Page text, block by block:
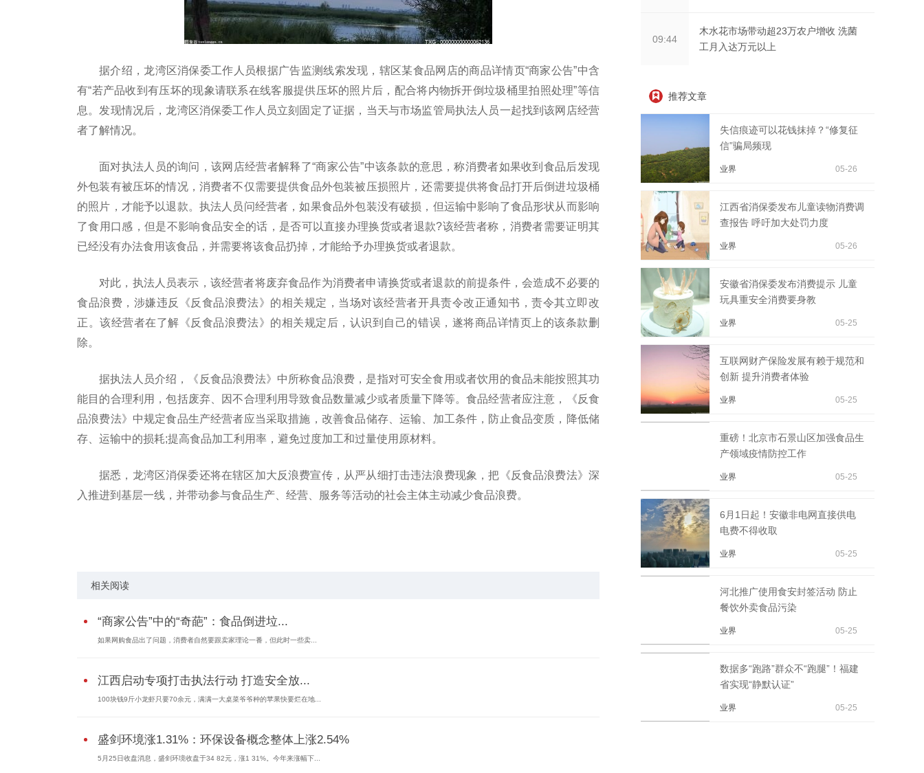
据介绍，龙湾区消保委工作人员根据广告监测线索发现，辖区某食品网店的商品详情页“商家公告”中含
有“若产品收到有压坏的现象请联系在线客服提供压坏的照片后，配合将内物拆开倒垃圾桶里拍照处理”等信
息。发现情况后，龙湾区消保委工作人员立刻固定了证据，当天与市场监管局执法人员一起找到该网店经营
者了解情况。
面对执法人员的询问，该网店经营者解释了“商家公告”中该条款的意思，称消费者如果收到食品后发现
外包装有被压坏的情况，消费者不仅需要提供食品外包装被压损照片，还需要提供将食品打开后倒进垃圾桶
的照片，才能予以退款。执法人员问经营者，如果食品外包装没有破损，但运输中影响了食品形状从而影响
了食用口感，但是不影响食品安全的话，是否可以直接办理换货或者退款?该经营者称，消费者需要证明其
已经没有办法食用该食品，并需要将该食品扔掉，才能给予办理换货或者退款。
对此，执法人员表示，该经营者将废弃食品作为消费者申请换货或者退款的前提条件，会造成不必要的
食品浪费，涉嫌违反《反食品浪费法》的相关规定，当场对该经营者开具责令改正通知书，责令其立即改
正。该经营者在了解《反食品浪费法》的相关规定后，认识到自己的错误，遂将商品详情页上的该条款删
除。
据执法人员介绍，《反食品浪费法》中所称食品浪费，是指对可安全食用或者饮用的食品未能按照其功
能目的合理利用，包括废弃、因不合理利用导致食品数量减少或者质量下降等。食品经营者应注意，《反食
品浪费法》中规定食品生产经营者应当采取措施，改善食品储存、运输、加工条件，防止食品变质，降低储
存、运输中的损耗;提高食品加工利用率，避免过度加工和过量使用原材料。
据悉，龙湾区消保委还将在辖区加大反浪费宣传，从严从细打击违法浪费现象，把《反食品浪费法》深
入推进到基层一线，并带动参与食品生产、经营、服务等活动的社会主体主动减少食品浪费。
相关阅读
“商家公告”中的“奇葩”：食品倒进垃...
如果网购食品出了问题，消费者自然要跟卖家理论一番，但此时一些卖...
江西启动专项打击执法行动 打造安全放...
100块钱9斤小龙虾只要70余元，满满一大桌菜爷爷种的苹果快要烂在地...
盛剑环境涨1.31%：环保设备概念整体上涨2.54%
5月25日收盘消息，盛剑环境收盘于34 82元，涨1 31%。今年来涨幅下...
09:44
木水花市场带动超23万农户增收 洗菌
工月入达万元以上
推荐文章
失信痕迹可以花钱抹掉？“修复征
信”骗局频现
业界 05-26
江西省消保委发布儿童读物消费调
查报告 呼吁加大处罚力度
业界 05-26
安徽省消保委发布消费提示 儿童
玩具重安全消费要身教
业界 05-25
互联网财产保险发展有赖于规范和
创新 提升消费者体验
业界 05-25
重磅！北京市石景山区加强食品生
产领域疫情防控工作
业界 05-25
6月1日起！安徽非电网直接供电
电费不得收取
业界 05-25
河北推广使用食安封签活动 防止
餐饮外卖食品污染
业界 05-25
数据多“跑路”群众不“跑腿”！福建
省实现“静默认证”
业界 05-25